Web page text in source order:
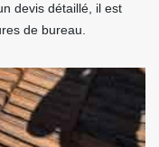
devis détaillé, il est
de bureau.